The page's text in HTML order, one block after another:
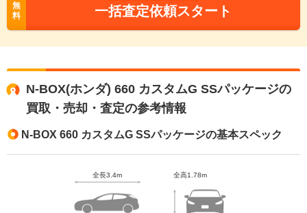
無
料
一括査定依頼スタート
N-BOX(ホンダ) 660 カスタムG SSパッケージの
買取・売却・査定の参考情報
N-BOX 660 カスタムG SSパッケージの基本スペック
全長3.4m 全高1.78m